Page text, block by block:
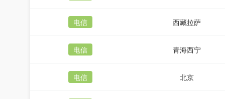
电信 西藏拉萨
电信 青海西宁
电信 北京